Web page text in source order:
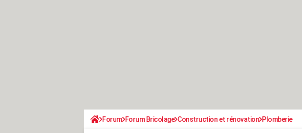
Forum Forum Bricolage Construction et rénovation Plomberie